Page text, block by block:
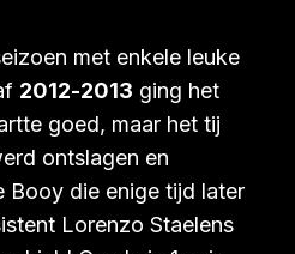
maar door een 0-0 op
met enkele leuke
2012-2013ging het
goed, maar het tij
ontslagen en